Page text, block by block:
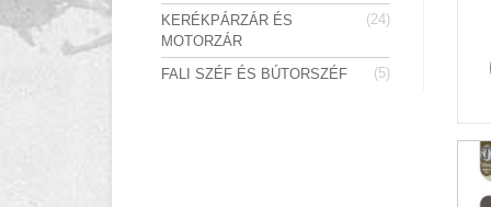
KERÉKPÁRZÁR ÉS
MOTORZÁR
(24)
FALI SZÉF ÉS BÚTORSZÉF (5)